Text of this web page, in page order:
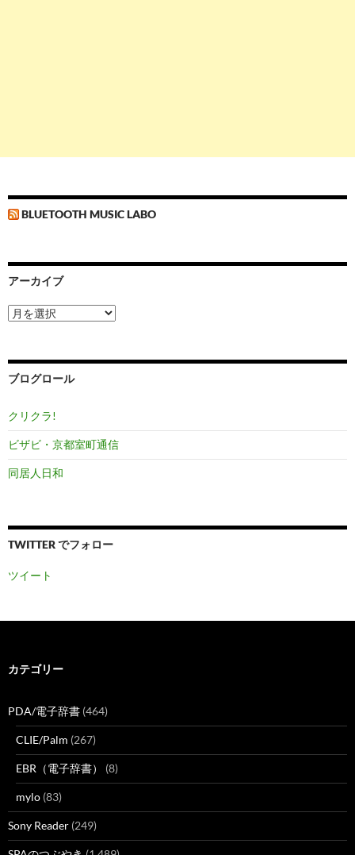
BLUETOOTH MUSIC LABO
アーカイブ
ア
ー
ブ
ブログロール
クリクラ!
ビザビ・京都室町通信
同居人日和
TWITTER でフォロー
ツイート
カテゴリー
PDA/電子辞書 (464)
CLIE/Palm (267)
EBR（電子辞書） (8)
mylo (83)
Sony Reader (249)